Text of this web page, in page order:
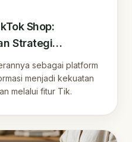
Shop:
Strategi
Pelanggan
sebagai platform
menjadi kekuatan
melalui fitur Tik.